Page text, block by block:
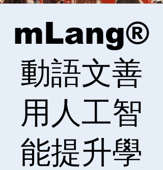
mLang®
動語文善
用人工智
能提升學